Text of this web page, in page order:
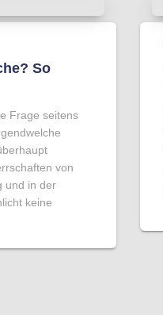
So
Frage seitens
von
und in der
keine